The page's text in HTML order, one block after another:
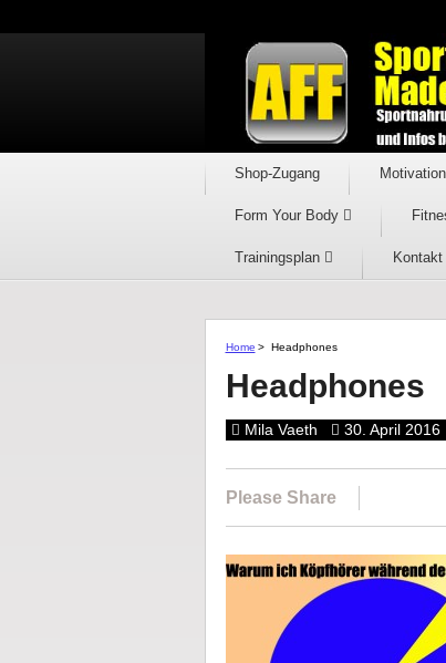
Shop-Zugang Motivation
Form Your Body
Trainingsplan Kontakt
Home > Headphones
Headphones
Mila Vaeth 30. April 2016
Please Share